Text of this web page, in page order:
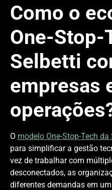
Como o
One-Stop-
Selbetti
empresas
O modelo One-Stop-Tech da
para simplificar a gestão
vez de trabalhar com
desconectados, as
diferentes demandas em